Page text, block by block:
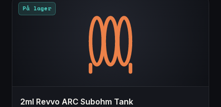
På lager
2ml Revvo ARC Subohm Tank